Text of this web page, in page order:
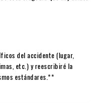
del accidente (lugar,
etc.) y reescribiré la
estándares.**